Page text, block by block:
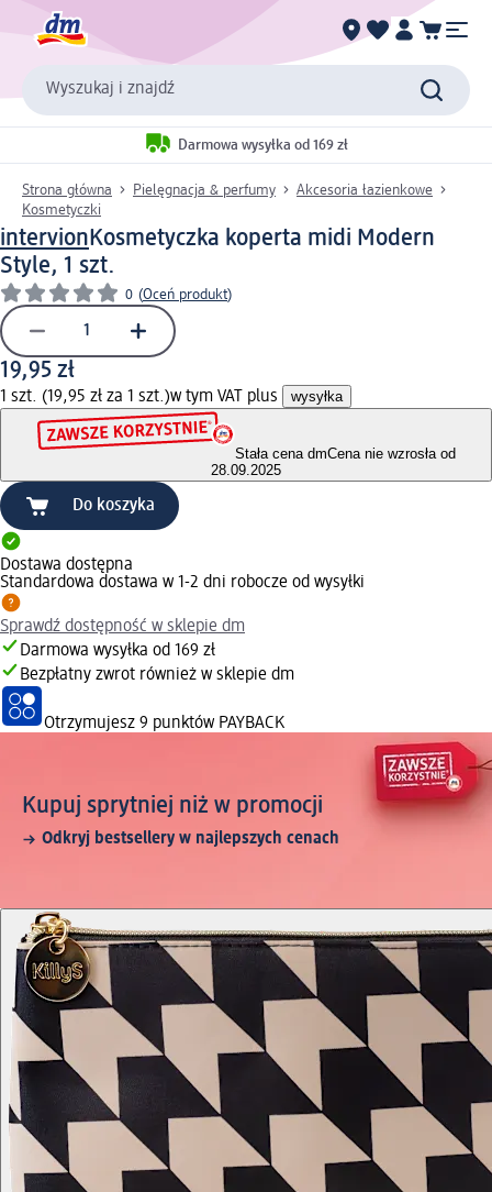
Wyszukaj i znajdź
Darmowa wysyłka od 169 zł
Strona główna Pielęgnacja & perfumy
Akcesoria łazienkowe
Kosmetyczki
intervion Kosmetyczka koperta midi Modern
Style, 1 szt.
0 (Oceń produkt)
19,95 zł
1 szt. (19,95 zł za 1 szt.)w tym VAT plus wysyłka
Stała cena dmCena nie wzrosła od
28.09.2025
Do koszyka
Dostawa dostępna
Standardowa dostawa w 1-2 dni robocze od wysyłki
Sprawdź dostępność w sklepie dm
Darmowa wysyłka od 169 zł
Bezpłatny zwrot również w sklepie dm
Otrzymujesz 9 punktów PAYBACK
Kupuj sprytniej niż w promocji
Odkryj bestsellery w najlepszych cenach